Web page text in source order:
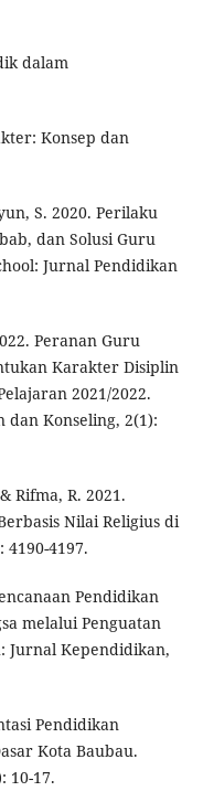
dalam
Konsep dan
S. 2020. Perilaku
dan Solusi Guru
Jurnal Pendidikan
Peranan Guru
Karakter Disiplin
2021/2022.
dan Konseling, 2(1):
Rifma, R. 2021.
Nilai Religius di
4190-4197.
Pendidikan
melalui Penguatan
Jurnal Kependidikan,
Pendidikan
Kota Baubau.
10-17.